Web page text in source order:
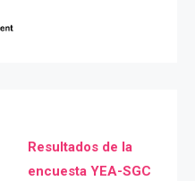
Resultados de la
encuesta YEA-SGC